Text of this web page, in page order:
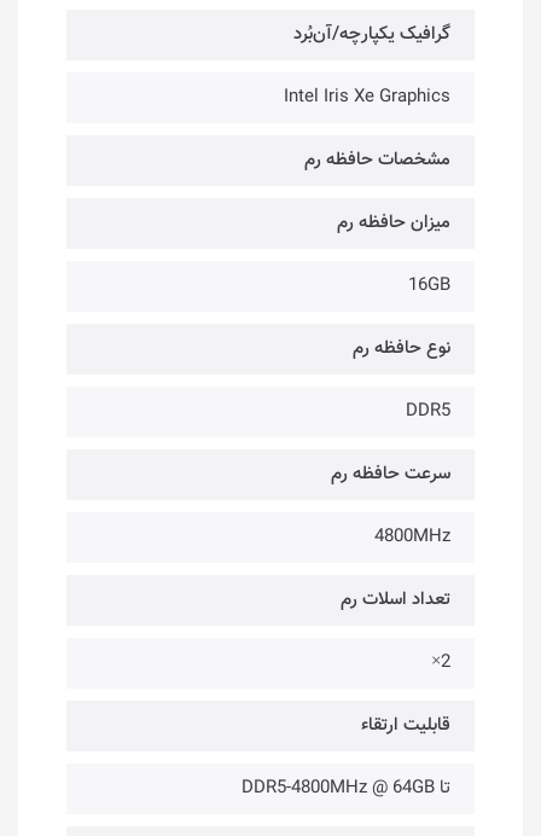
گرافیک یکپارچه/آن‌بُرد
Intel Iris Xe Graphics
مشخصات حافظه رم
میزان حافظه رم
16GB
نوع حافظه رم
DDR5
سرعت حافظه رم
4800MHz
تعداد اسلات رم
2×
قابلیت ارتقاء
تا DDR5-4800MHz @ 64GB